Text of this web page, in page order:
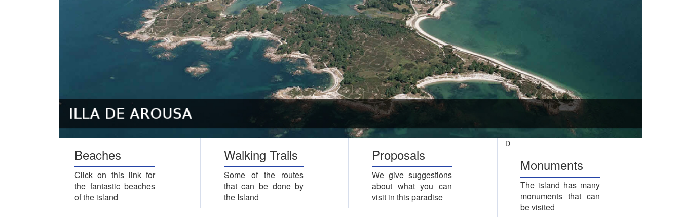
Beaches
Click on this link for
the fantastic beaches
of the island
Walking Trails
Some of the routes
that can be done by
the Island
Proposals
We give suggestions
about what you can
visit in this paradise
D
Monuments
The island has many
monuments that can
be visited